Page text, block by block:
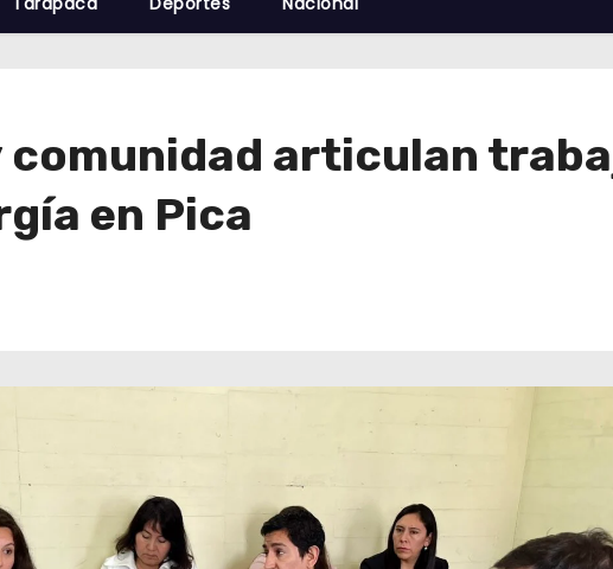
articulan
en Pica